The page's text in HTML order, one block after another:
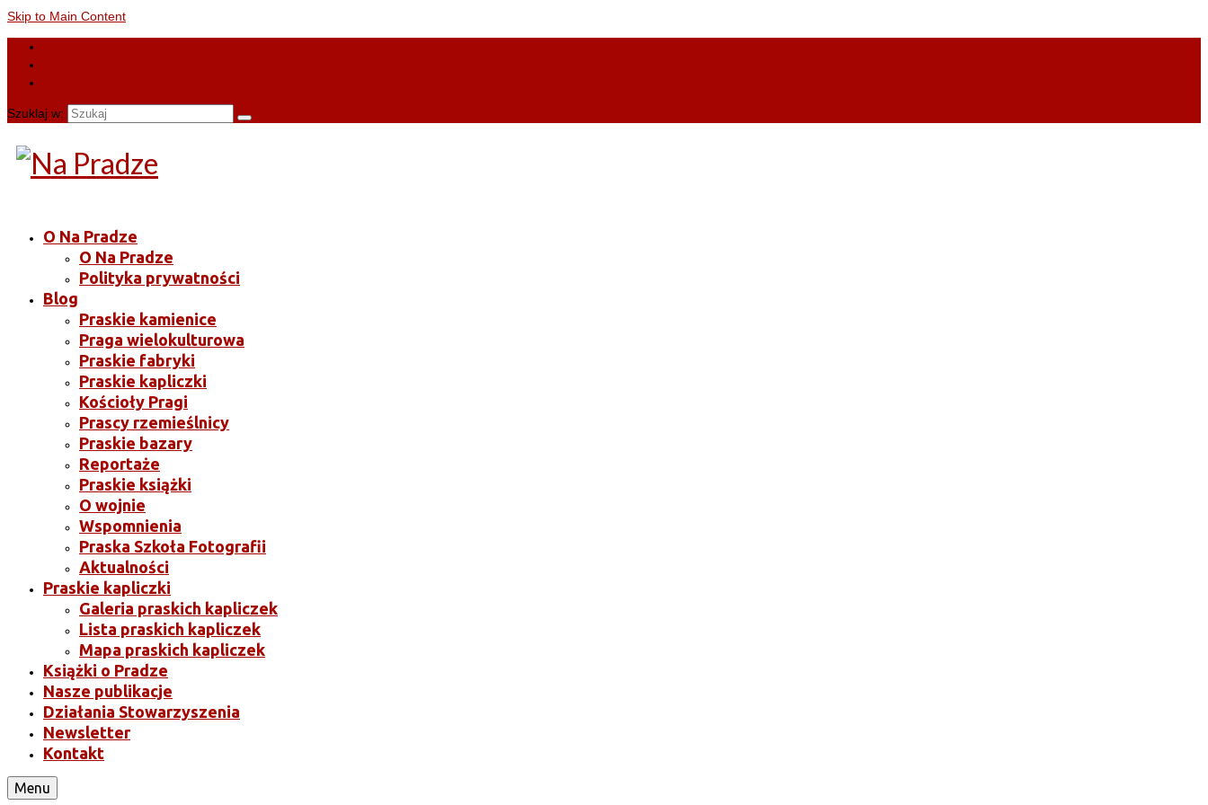
Skip to Main Content
Szuklaj w:
O Na Pradze
O Na Pradze
Polityka prywatności
Blog
Praskie kamienice
Praga wielokulturowa
Praskie fabryki
Praskie kapliczki
Kościoły Pragi
Prascy rzemieślnicy
Praskie bazary
Reportaże
Praskie książki
O wojnie
Wspomnienia
Praska Szkoła Fotografii
Aktualności
Praskie kapliczki
Galeria praskich kapliczek
Lista praskich kapliczek
Mapa praskich kapliczek
Książki o Pradze
Nasze publikacje
Działania Stowarzyszenia
Newsletter
Kontakt
Menu